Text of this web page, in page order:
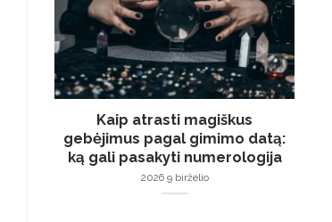
Kaip atrasti magiškus
gebėjimus pagal gimimo datą:
ką gali pasakyti numerologija
2026 9 birželio